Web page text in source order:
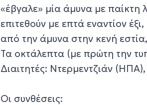
«έβγαλε» μία άμυνα με παίκτη
επιτεθούν με επτά εναντίον
από την άμυνα στην κενή
Τα οκτάλεπτα (με πρώτη την
Διαιτητές: Ντερμεντζιάν
Οι συνθέσεις: